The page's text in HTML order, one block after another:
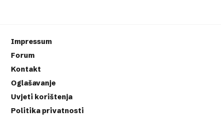
Impressum
Forum
Kontakt
Oglašavanje
Uvjeti korištenja
Politika privatnosti